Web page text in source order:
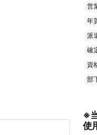
営
年
派
確
資
部
※
使